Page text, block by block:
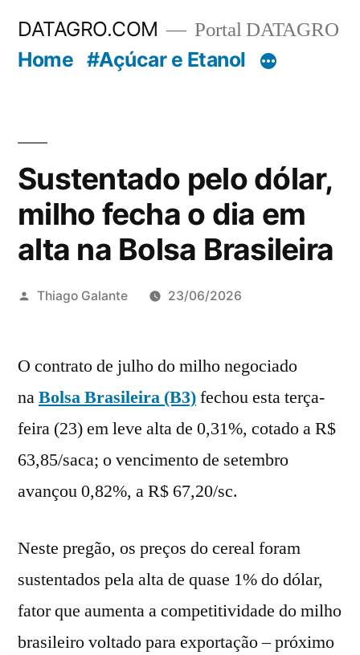
DATAGRO.COM Portal DATAGRO
Home #Açúcar e Etanol
Sustentado pelo dólar,
milho fecha o dia em
alta na Bolsa Brasileira
Publicado
Thiago Galante 23/06/2026
O contrato de julho do milho negociado
naBolsa Brasileira (B3)fechou esta terça-
feira (23) em leve alta de 0,31%, cotado a R$
63,85/saca; o vencimento de setembro
avançou 0,82%, a R$ 67,20/sc.
Neste pregão, os preços do cereal foram
sustentados pela alta de quase 1% do dólar,
fator que aumenta a competitividade do milho
brasileiro voltado para exportação – próximo